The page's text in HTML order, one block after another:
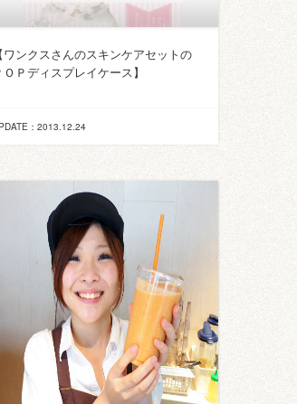
【ワンクスさんのスキンケアセットの
ＯＰディスプレイケース】
：2013.12.24